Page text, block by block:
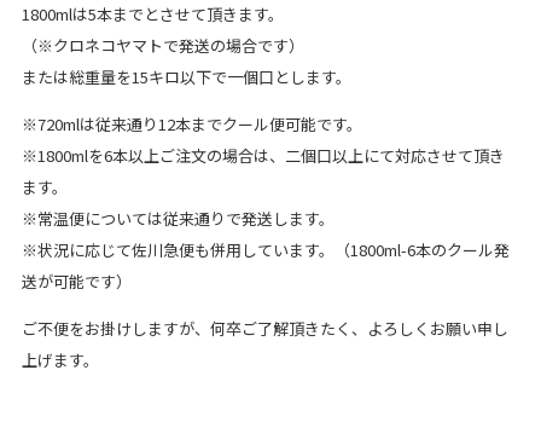
1800mlは5本までとさせて頂きます。
（※クロネコヤマトで発送の場合です）
または総重量を15キロ以下で一個口とします。
※720mlは従来通り12本までクール便可能です。
※1800mlを6本以上ご注文の場合は、二個口以上にて対応させて頂き
ます。
※常温便については従来通りで発送します。
※状況に応じて佐川急便も併用しています。（1800ml-6本のクール発
送が可能です）
ご不便をお掛けしますが、何卒ご了解頂きたく、よろしくお願い申し
上げます。